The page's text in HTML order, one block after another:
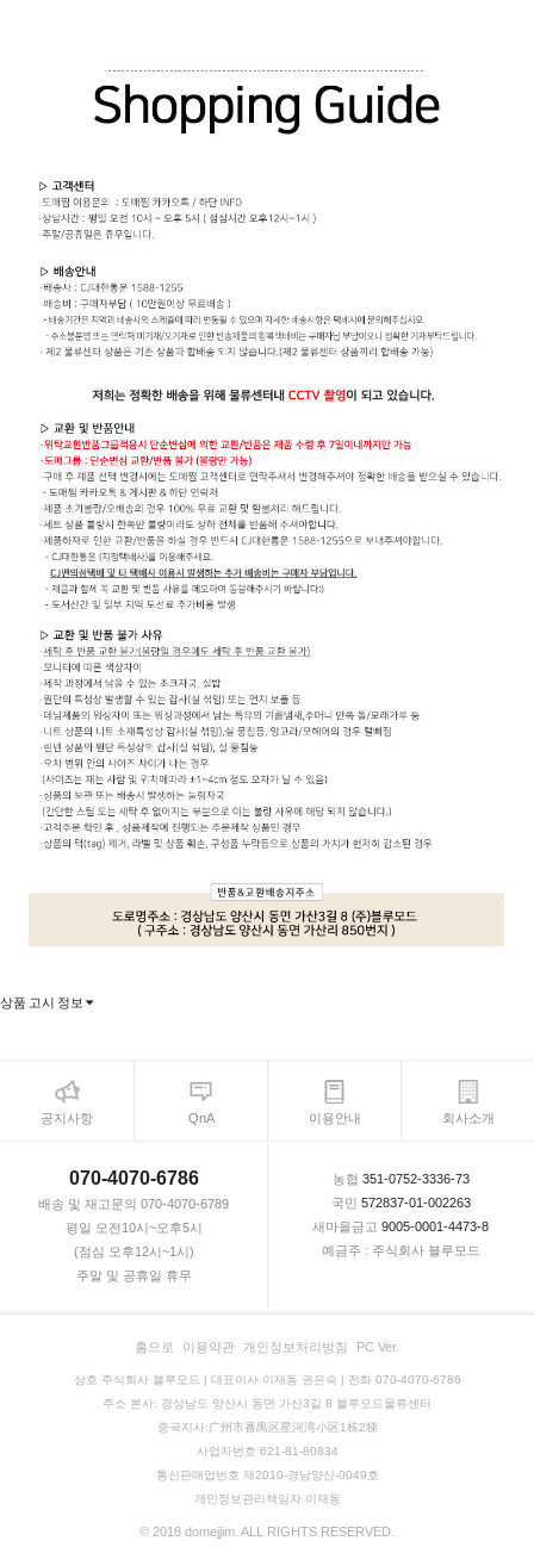
상품 고시 정보
공지사항 QnA 이용안내 회사소개
070-4070-6786
배송 및 재고문의 070-4070-6789
평일 오전10시~오후5시
(점심 오후12시~1시)
주말 및 공휴일 휴무
농협 351-0752-3336-73
국민 572837-01-002263
새마을금고 9005-0001-4473-8
예금주 : 주식회사 블루모드
홈으로 이용약관 개인정보처리방침 PC Ver.
상호 주식회사 블루모드 | 대표이사 이재동 권은숙 | 전화 070-4070-6786
주소 본사: 경상남도 양산시 동면 가산3길 8 블루모드물류센터
중국지사:广州市番禺区星河湾小区1栋2梯
사업자번호 621-81-80834
통신판매업번호 제2010-경남양산-0049호
개인정보관리책임자 이재동
© 2018 domejjim. ALL RIGHTS RESERVED.